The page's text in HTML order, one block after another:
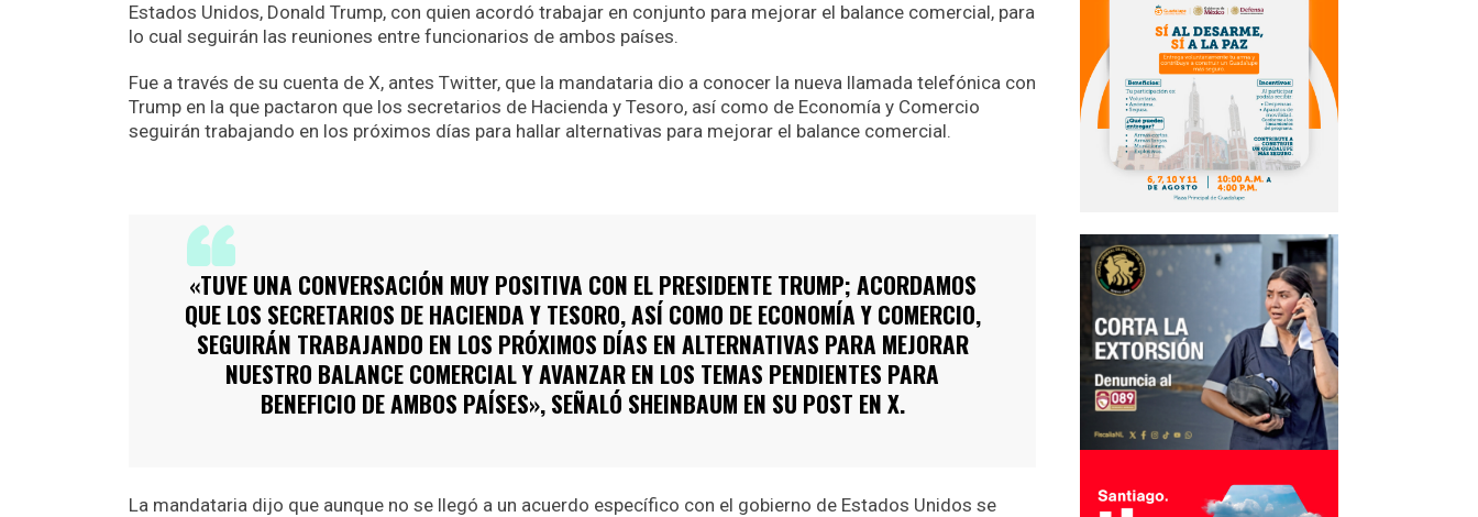
Estados Unidos, Donald Trump, con quien acordó trabajar en conjunto para mejorar el balance comercial, para
lo cual seguirán las reuniones entre funcionarios de ambos países.
Fue a través de su cuenta de X, antes Twitter, que la mandataria dio a conocer la nueva llamada telefónica con
Trump en la que pactaron que los secretarios de Hacienda y Tesoro, así como de Economía y Comercio
seguirán trabajando en los próximos días para hallar alternativas para mejorar el balance comercial.
«TUVE UNA CONVERSACIÓN MUY POSITIVA CON EL PRESIDENTE TRUMP; ACORDAMOS
QUE LOS SECRETARIOS DE HACIENDA Y TESORO, ASÍ COMO DE ECONOMÍA Y COMERCIO,
SEGUIRÁN TRABAJANDO EN LOS PRÓXIMOS DÍAS EN ALTERNATIVAS PARA MEJORAR
NUESTRO BALANCE COMERCIAL Y AVANZAR EN LOS TEMAS PENDIENTES PARA
BENEFICIO DE AMBOS PAÍSES», SEÑALÓ SHEINBAUM EN SU POST EN X.
La mandataria dijo que aunque no se llegó a un acuerdo específico con el gobierno de Estados Unidos se